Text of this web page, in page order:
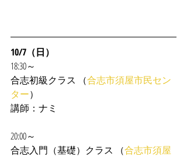
10/7（日）
18:30～
合志初級クラス （合志市須屋市民セン
ター）
講師：ナミ
20:00～
合志入門（基礎）クラス （合志市須屋